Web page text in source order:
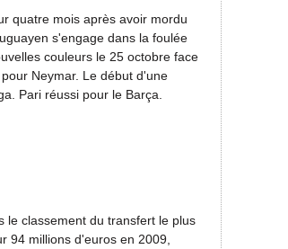
quatre mois après avoir mordu
s'engage dans la foulée
couleurs le 25 octobre face
Neymar. Le début d'une
Pari réussi pour le Barça.
le classement du transfert le plus
94 millions d'euros en 2009,